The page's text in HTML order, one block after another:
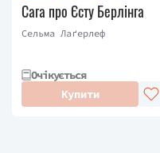
Сага про Єсту Берлінга
Сельма Лаґерлеф
Очікується
Купити